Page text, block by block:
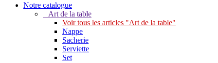
Notre catalogue
Art de la table
Voir tous les articles "Art de la table"
Nappe
Sacherie
Serviette
Set